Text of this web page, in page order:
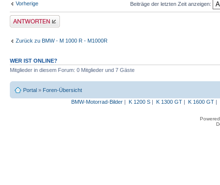
Vorherige Beiträge der letzten Zeit anzeigen:
Antwort erstellen
Zurück zu BMW - M 1000 R - M1000R
WER IST ONLINE?
Mitglieder in diesem Forum: 0 Mitglieder und 7 Gäste
Portal » Foren-Übersicht
BMW-Motorrad-Bilder| K 1200 S| K 1300 GT| K 1600 GT|